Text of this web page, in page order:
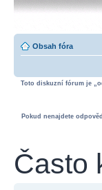
Obsah fóra
Toto diskuzní fórum je
Pokud nenajdete
Často